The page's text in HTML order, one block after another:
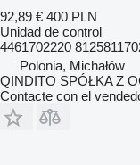
92,89 € 400 PLN
Unidad de control
4461702220
Polonia, Michałów
QINDITO SPÓŁKA Z
Contacte con el